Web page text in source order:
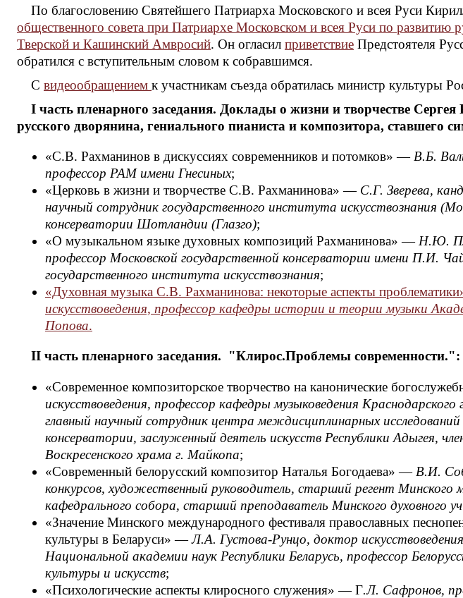
По благословению Святейшего Патриарха Московского и всея Руси
общественного совета при Патриархе Московском и всея Руси по развитию
Тверской и Кашинский Амвросий. Он огласил приветствие Предстоятеля
обратился с вступительным словом к собравшимся.
С видеообращением к участникам съезда обратилась министр культуры
I часть пленарного заседания. Доклады о жизни и творчестве
русского дворянина, гениального пианиста и композитора, ставшего
«С.В. Рахманинов в дискуссиях современников и потомков» — В.Б.
профессор РАМ имени Гнесиных;
«Церковь в жизни и творчестве С.В. Рахманинова» — С.Г. Зверева,
научный сотрудник государственного института искусствознания
консерватории Шотландии (Глазго);
«О музыкальном языке духовных композиций Рахманинова» — Н.Ю.
профессор Московской государственной консерватории имени П.И.
государственного института искусствознания;
«Духовная музыка С.В. Рахманинова: некоторые аспекты
искусствоведения, профессор кафедры истории и теории музыки
Попова.
II часть пленарного заседания. "Клирос.Проблемы современности.":
«Современное композиторское творчество на канонические
искусствоведения, профессор кафедры музыковедения
главный научный сотрудник центра междисциплинарных
консерватории, заслуженный деятель искусств Республики Адыгея,
Воскресенского храма г. Майкопа;
«Современный белорусский композитор Наталья Богодаева» — В.И.
конкурсов, художественный руководитель, старший регент Минского
кафедрального собора, старший преподаватель Минского духовного
«Значение Минского международного фестиваля православных
культуры в Беларуси» —Л.А. Густова-Рунцо, доктор
Национальной академии наук Республики Беларусь, профессор
культуры и искусств;
«Психологические аспекты клиросного служения» — Г.Л. Сафронов,